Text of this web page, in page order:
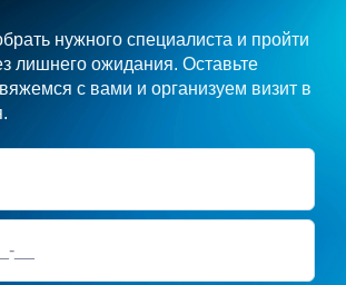
нужного специалиста и пройти
лишнего ожидания. Оставьте
с вами и организуем визит в